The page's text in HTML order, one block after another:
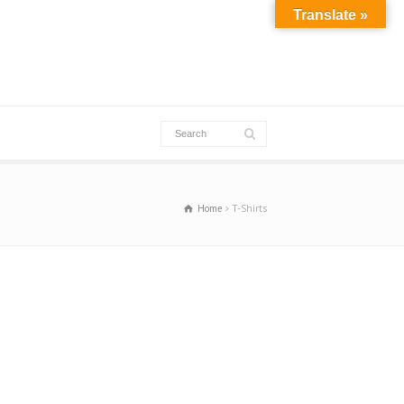
Home T-Shirts
Translate »